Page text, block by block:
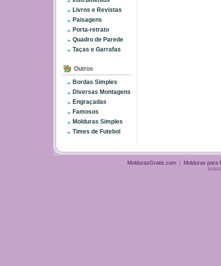
Livros e Revistas
Paisagens
Porta-retrato
Quadro de Parede
Taças e Garrafas
Outros
Bordas Simples
Diversas Montagens
Engraçadas
Famosos
Molduras Simples
Times de Futebol
MoldurasGratis.com | Molduras